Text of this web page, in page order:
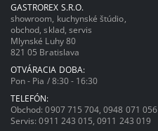
GASTROREX S.R.O.
showroom, kuchynské štúdio,
obchod, sklad, servis
Mlynské Luhy 80
821 05 Bratislava
OTVÁRACIA DOBA:
Pon - Pia / 8:30 - 16:30
TELEFÓN:
Obchod:0907 715 704 ,0948 071 056
Servis:0911 243 015 ,0911 243 019